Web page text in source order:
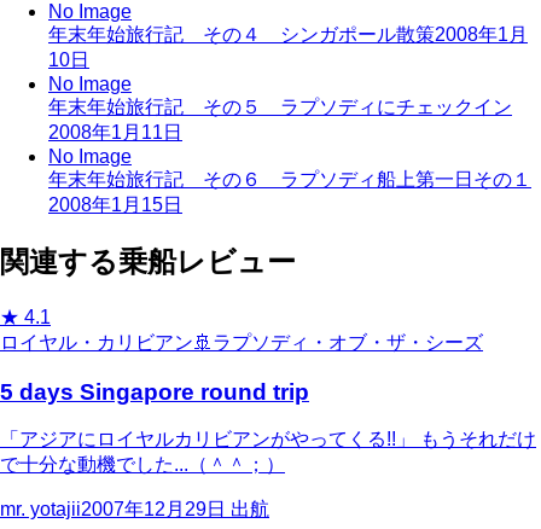
No Image
年末年始旅行記 その４ シンガポール散策2008年1月
10日
No Image
年末年始旅行記 その５ ラプソディにチェックイン
2008年1月11日
No Image
年末年始旅行記 その６ ラプソディ船上第一日その１
2008年1月15日
関連する乗船レビュー
★ 4.1
ロイヤル・カリビアン 🚢 ラプソディ・オブ・ザ・シーズ
5 days Singapore round trip
「アジアにロイヤルカリビアンがやってくる!!」 もうそれだけ
で十分な動機でした...（＾＾；）
mr. yotajii2007年12月29日 出航